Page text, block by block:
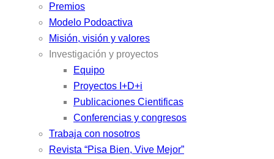
Premios
Modelo Podoactiva
Misión, visión y valores
Investigación y proyectos
Equipo
Proyectos I+D+i
Publicaciones Cientificas
Conferencias y congresos
Trabaja con nosotros
Revista “Pisa Bien, Vive Mejor”